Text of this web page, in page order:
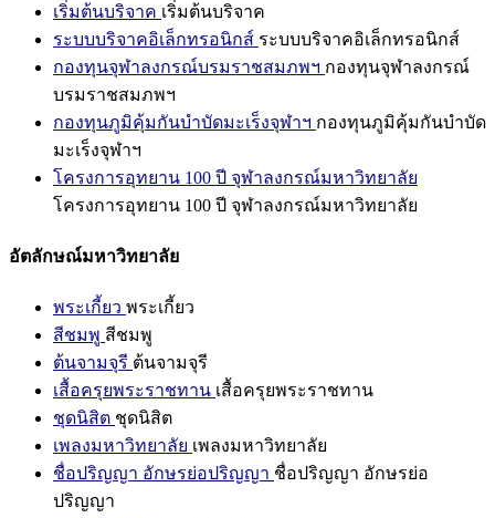
เริ่มต้นบริจาค เริ่มต้นบริจาค
ระบบบริจาคอิเล็กทรอนิกส์ ระบบบริจาคอิเล็กทรอนิกส์
กองทุนจุฬาลงกรณ์บรมราชสมภพฯ กองทุนจุฬาลงกรณ์
บรมราชสมภพฯ
กองทุนภูมิคุ้มกันบำบัดมะเร็งจุฬาฯ กองทุนภูมิคุ้มกันบำบัด
มะเร็งจุฬาฯ
โครงการอุทยาน 100 ปี จุฬาลงกรณ์มหาวิทยาลัย
โครงการอุทยาน 100 ปี จุฬาลงกรณ์มหาวิทยาลัย
อัตลักษณ์มหาวิทยาลัย
พระเกี้ยว พระเกี้ยว
สีชมพู สีชมพู
ต้นจามจุรี ต้นจามจุรี
เสื้อครุยพระราชทาน เสื้อครุยพระราชทาน
ชุดนิสิต ชุดนิสิต
เพลงมหาวิทยาลัย เพลงมหาวิทยาลัย
ชื่อปริญญา อักษรย่อปริญญา ชื่อปริญญา อักษรย่อ
ปริญญา